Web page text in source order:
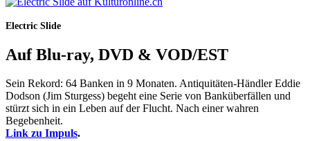
Electric Slide
Auf Blu-ray, DVD & VOD/EST
Sein Rekord: 64 Banken in 9 Monaten. Antiquitäten-Händler Eddie
Dodson (Jim Sturgess) begeht eine Serie von Banküberfällen und
stürzt sich in ein Leben auf der Flucht. Nach einer wahren
Begebenheit.
Link zu Impuls.